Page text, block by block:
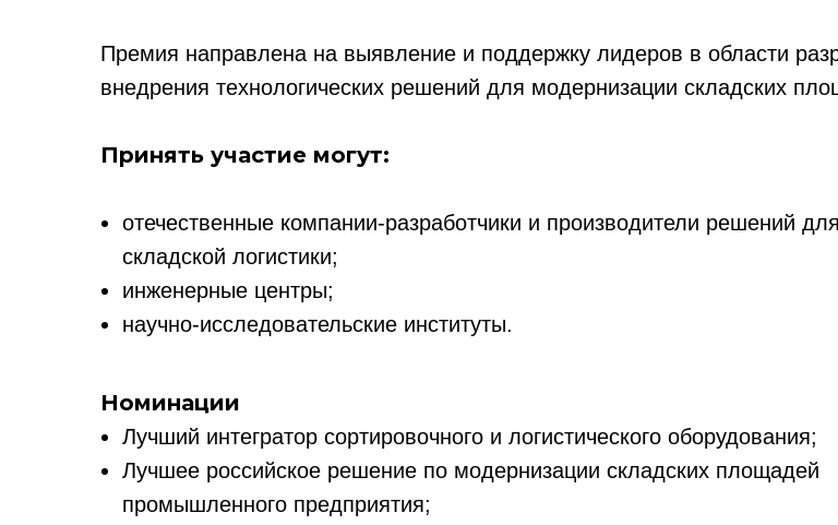
Премия направлена на выявление и поддержку лидеров в области
внедрения технологических решений для модернизации складских
Принять участие могут:
отечественные компании-разработчики и производители решений для
складской логистики;
инженерные центры;
научно-исследовательские институты.
Номинации
Лучший интегратор сортировочного и логистического оборудования;
Лучшее российское решение по модернизации складских площадей
промышленного предприятия;